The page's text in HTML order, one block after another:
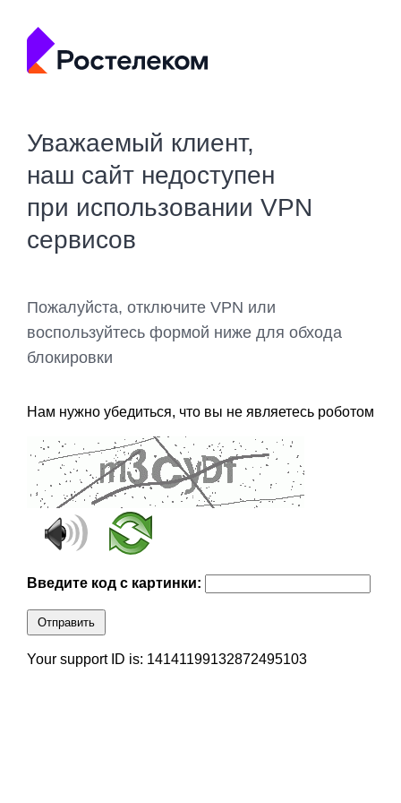
Уважаемый клиент,
наш сайт недоступен
при использовании VPN
сервисов
Пожалуйста, отключите VPN или
воспользуйтесь формой ниже для обхода
блокировки
Нам нужно убедиться, что вы не являетесь роботом
Введите код с картинки:
Отправить
Your support ID is: 14141199132872495103